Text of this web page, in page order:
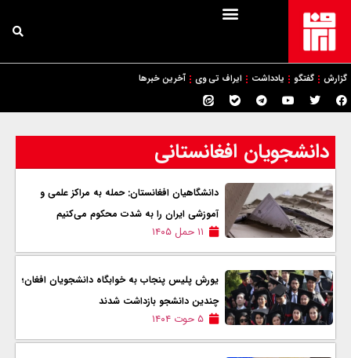
گزارش گفتگو یادداشت ایراف تی وی آخرین خبرها
دانشجویان افغانستانی
دانشگاهیان افغانستان: حمله به مراکز علمی و
آموزشی ايران را به شدت محکوم می‌کنیم
۱۱ حمل ۱۴۰۵
یورش پلیس پنجاب به خوابگاه دانشجویان افغان؛
چندین دانشجو بازداشت شدند
۵ حوت ۱۴۰۴